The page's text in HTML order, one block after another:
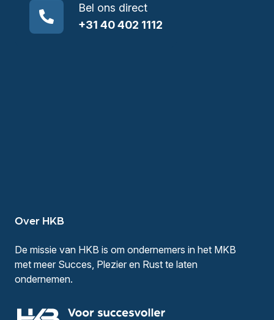
Bel ons direct
+31 40 402 1112
Over HKB
De missie van HKB is om ondernemers in het MKB
met meer Succes, Plezier en Rust te laten
ondernemen.